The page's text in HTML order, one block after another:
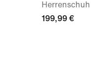
Herrenschuh
199,99 €